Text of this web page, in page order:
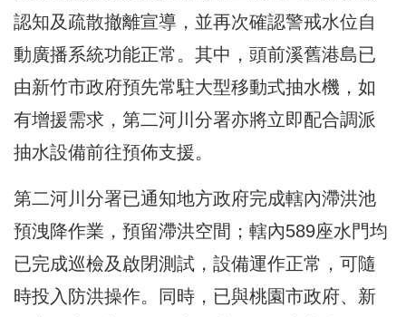
認知及疏散撤離宣導，並再次確認警戒水位自
動廣播系統功能正常。其中，頭前溪舊港島已
由新竹市政府預先常駐大型移動式抽水機，如
有增援需求，第二河川分署亦將立即配合調派
抽水設備前往預佈支援。
第二河川分署已通知地方政府完成轄內滯洪池
預洩降作業，預留滯洪空間；轄內589座水門均
已完成巡檢及啟閉測試，設備運作正常，可隨
時投入防洪操作。同時，已與桃園市政府、新